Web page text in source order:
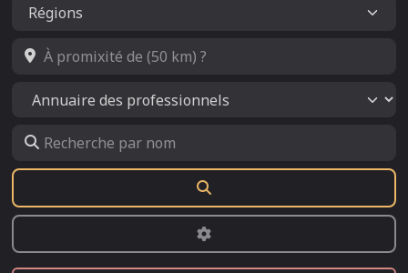
À promixité de (50 km) ?
Select search type
Recherche par nom
Advanced Filters